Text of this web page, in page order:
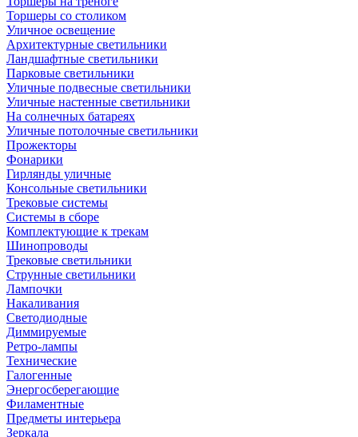
Торшеры со столиком
Уличное освещение
Архитектурные светильники
Ландшафтные светильники
Парковые светильники
Уличные подвесные светильники
Уличные настенные светильники
На солнечных батареях
Уличные потолочные светильники
Прожекторы
Фонарики
Гирлянды уличные
Консольные светильники
Трековые системы
Системы в сборе
Комплектующие к трекам
Шинопроводы
Трековые светильники
Струнные светильники
Лампочки
Накаливания
Светодиодные
Диммируемые
Ретро-лампы
Технические
Галогенные
Энергосберегающие
Филаментные
Предметы интерьера
Зеркала